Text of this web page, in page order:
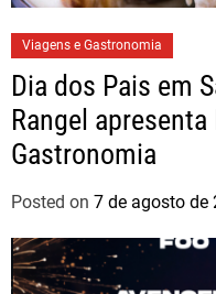
Viagens e Gastronomia
Dia dos Pais em
Rangel
Gastronomia
Posted on 7 de agosto de